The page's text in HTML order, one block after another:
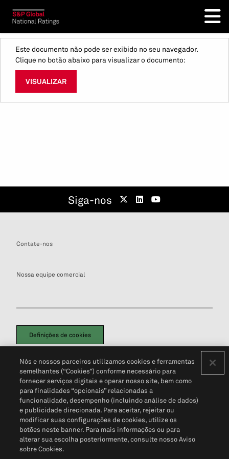
Este documento não pode ser exibido no seu navegador.
Clique no botão abaixo para visualizar o documento:
VISUALIZAR
Siga-nos
Contate-nos
Nossa equipe comercial
Definições de cookies
Política de PrivacidadePortal de privacidade do cliente (em inglês)
Não Venda Minhas Informações Pessoais© 2026 S&P Global
Nós e nossos parceiros utilizamos cookies e ferramentas
semelhantes (“Cookies”) conforme necessário para
fornecer serviços digitais e operar nosso site, bem como
para finalidades “opcionais” relacionadas a
funcionalidade, desempenho (incluindo análise de dados)
e publicidade direcionada. Para aceitar, rejeitar ou
modificar suas configurações de cookies, utilize os
botões neste banner. Para mais informações ou para
alterar sua escolha posteriormente, consulte nosso Aviso
sobre Cookies.